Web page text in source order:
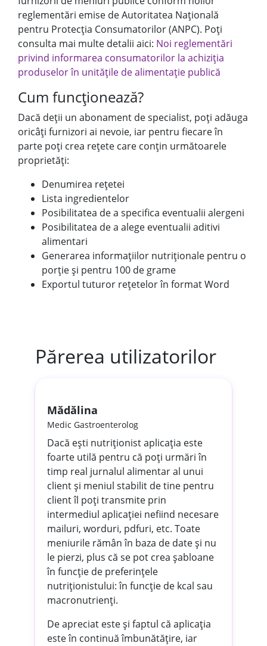
reglementări emise de Autoritatea Națională
pentru Protecția Consumatorilor (ANPC). Poți
consulta mai multe detalii aici: Noi reglementări
privind informarea consumatorilor la achiziția
produselor în unitățile de alimentație publică
Cum funcționează?
Dacă deții un abonament de specialist, poți adăuga
oricâți furnizori ai nevoie, iar pentru fiecare în
parte poți crea rețete care conțin următoarele
proprietăți:
Denumirea rețetei
Lista ingredientelor
Posibilitatea de a specifica eventualii alergeni
Posibilitatea de a alege eventualii aditivi
alimentari
Generarea informațiilor nutriționale pentru o
porție și pentru 100 de grame
Exportul tuturor rețetelor în format Word
Părerea utilizatorilor
Mădălina
Medic Gastroenterolog
Dacă ești nutriționist aplicația este
foarte utilă pentru că poți urmări în
timp real jurnalul alimentar al unui
client și meniul stabilit de tine pentru
client îl poți transmite prin
intermediul aplicației nefiind necesare
mailuri, worduri, pdfuri, etc. Toate
meniurile rămân în baza de date și nu
le pierzi, plus că se pot crea șabloane
în funcție de preferințele
nutriționistului: în funcție de kcal sau
macronutrienți.
De apreciat este și faptul că aplicația
este în continuă îmbunătățire, iar